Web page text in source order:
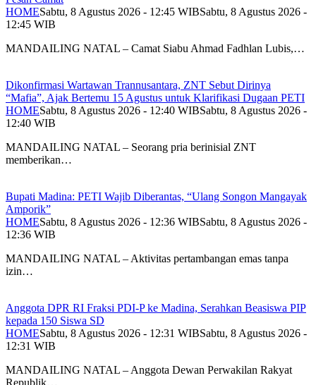
HOMESabtu, 8 Agustus 2026 - 12:45 WIBSabtu, 8 Agustus 2026 -
12:45 WIB
MANDAILING NATAL – Camat Siabu Ahmad Fadhlan Lubis,…
Dikonfirmasi Wartawan Trannusantara, ZNT Sebut Dirinya
“Mafia”, Ajak Bertemu 15 Agustus untuk Klarifikasi Dugaan PETI
HOMESabtu, 8 Agustus 2026 - 12:40 WIBSabtu, 8 Agustus 2026 -
12:40 WIB
MANDAILING NATAL – Seorang pria berinisial ZNT
memberikan…
Bupati Madina: PETI Wajib Diberantas, “Ulang Songon Mangayak
Amporik”
HOMESabtu, 8 Agustus 2026 - 12:36 WIBSabtu, 8 Agustus 2026 -
12:36 WIB
MANDAILING NATAL – Aktivitas pertambangan emas tanpa
izin…
Anggota DPR RI Fraksi PDI-P ke Madina, Serahkan Beasiswa PIP
kepada 150 Siswa SD
HOMESabtu, 8 Agustus 2026 - 12:31 WIBSabtu, 8 Agustus 2026 -
12:31 WIB
MANDAILING NATAL – Anggota Dewan Perwakilan Rakyat
Republik…